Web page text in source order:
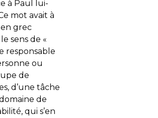
à Paul lui-
mot avait à
en grec
sens de «
responsable
ou
de
d’une tâche
de
qui s’en